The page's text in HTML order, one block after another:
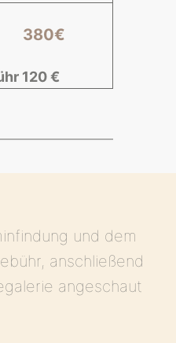
380€
120 €
und dem
anschließend
angeschaut